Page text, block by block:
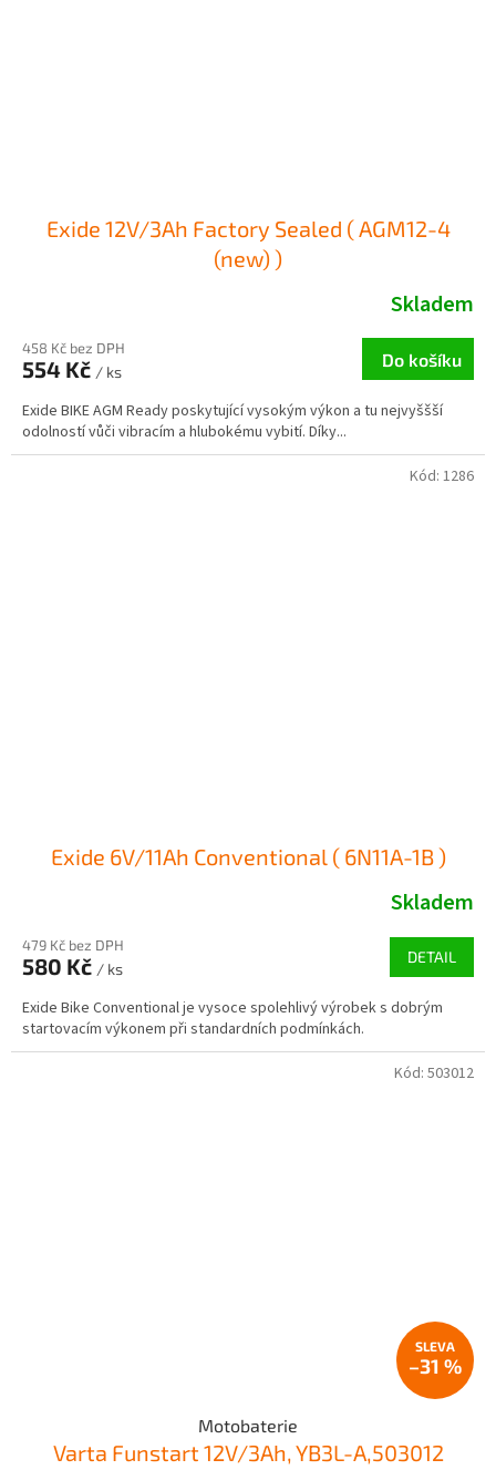
Exide 12V/3Ah Factory Sealed ( AGM12-4
(new) )
Skladem
458 Kč bez DPH
554 Kč / ks
Do košíku
Exide BIKE AGM Ready poskytující vysokým výkon a tu nejvyššší
odolností vůči vibracím a hlubokému vybití. Díky...
Exide 6V/11Ah Conventional ( 6N11A-1B )
Skladem
479 Kč bez DPH
580 Kč / ks
DETAIL
Exide Bike Conventional je vysoce spolehlivý výrobek s dobrým
startovacím výkonem při standardních podmínkách.
Kód: 1286
–31 %
Motobaterie
Varta Funstart 12V/3Ah, YB3L-A,503012
Kód: 503012